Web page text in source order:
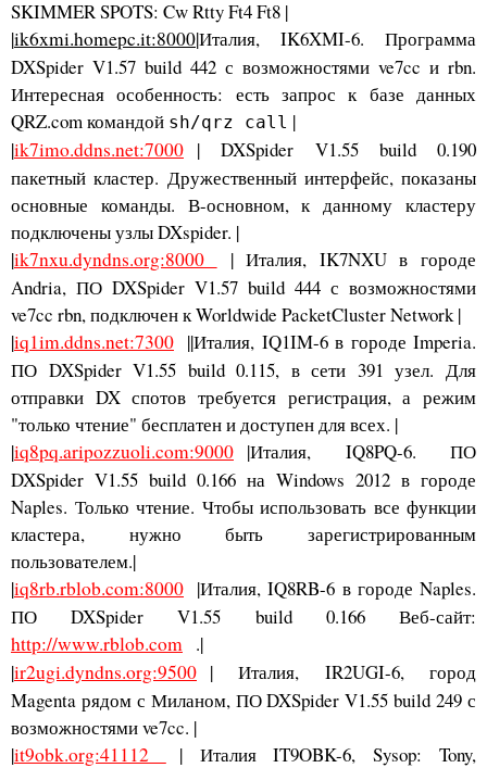
SKIMMER SPOTS: Cw Rtty Ft4 Ft8 |
|ik6xmi.homepc.it:8000|Италия, IK6XMI-6. Программа
DXSpider V1.57 build 442 с возможностями ve7cc и rbn.
Интересная особенность: есть запрос к базе данных
QRZ.com командой sh/qrz call |
|ik7imo.ddns.net:7000 | DXSpider V1.55 build 0.190
пакетный кластер. Дружественный интерфейс, показаны
основные команды. В-основном, к данному кластеру
подключены узлы DXspider. |
|ik7nxu.dyndns.org:8000
| Италия, IK7NXU в городе
Andria, ПО DXSpider V1.57 build 444 с возможностями
ve7cc rbn, подключен к Worldwide PacketCluster Network |
|iq1im.ddns.net:7300 ||Италия, IQ1IM-6 в городе Imperia.
ПО DXSpider V1.55 build 0.115, в сети 391 узел. Для
отправки DX спотов требуется регистрация, а режим
"только чтение" бесплатен и доступен для всех. |
|iq8pq.aripozzuoli.com:9000 |Италия, IQ8PQ-6. ПО
DXSpider V1.55 build 0.166 на Windows 2012 в городе
Naples. Только чтение. Чтобы использовать все функции
кластера, нужно быть зарегистрированным
пользователем.|
|iq8rb.rblob.com:8000 |Италия, IQ8RB-6 в городе Naples.
ПО DXSpider V1.55 build 0.166 Веб-сайт:
http://www.rblob.com .|
|ir2ugi.dyndns.org:9500 | Италия, IR2UGI-6, город
Magenta рядом с Миланом, ПО DXSpider V1.55 build 249 с
возможностями ve7cc. |
|it9obk.org:41112
| Италия IT9OBK-6, Sysop: Tony,